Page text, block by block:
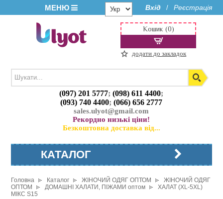
МЕНЮ Вхід / Реєстрація
(097) 201 5777;(098) 611 4400;
(093) 740 4400;(066) 656 2777
sales.ulyot@gmail.com
Рекордно низькі ціни!
Безкоштовна доставка від...
Кошик (0)
додати до закладок
КАТАЛОГ
Головна Каталог ЖІНОЧИЙ ОДЯГ ОПТОМ
ЖІНОЧИЙ ОДЯГ
ОПТОМ
ДОМАШНІ ХАЛАТИ, ПІЖАМИ оптом
ХАЛАТ (XL-5XL)
МІКС S15